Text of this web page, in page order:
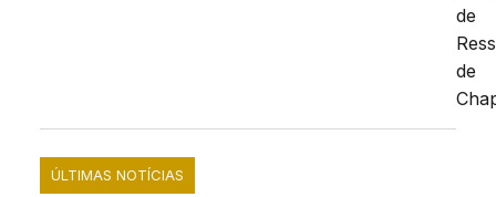
de
de
ÚLTIMAS NOTÍCIAS